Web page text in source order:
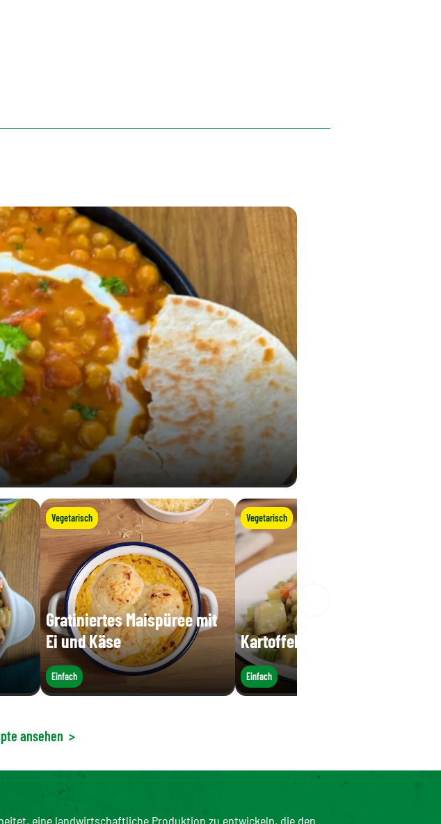
Vegetarisch
Gratiniertes Maispüree mit
Ei und Käse
Einfach
Vegetarisch
Kartoffelsalat
Einfach
ansehen >
eine landwirtschaftliche Produktion zu entwickeln, die den